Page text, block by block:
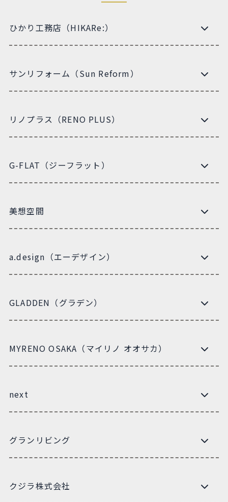
ひかり工務店（HIKARe:）
サンリフォーム（Sun Reform）
リノプラス（RENO PLUS）
G-FLAT（ジーフラット）
美想空間
a.design（エーデザイン）
GLADDEN（グラデン）
MYRENO OSAKA（マイリノ オオサカ）
next
グランリビング
クジラ株式会社